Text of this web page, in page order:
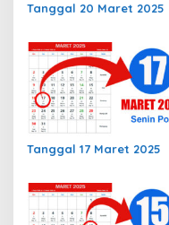
Tanggal 20 Maret 2025
Tanggal 17 Maret 2025